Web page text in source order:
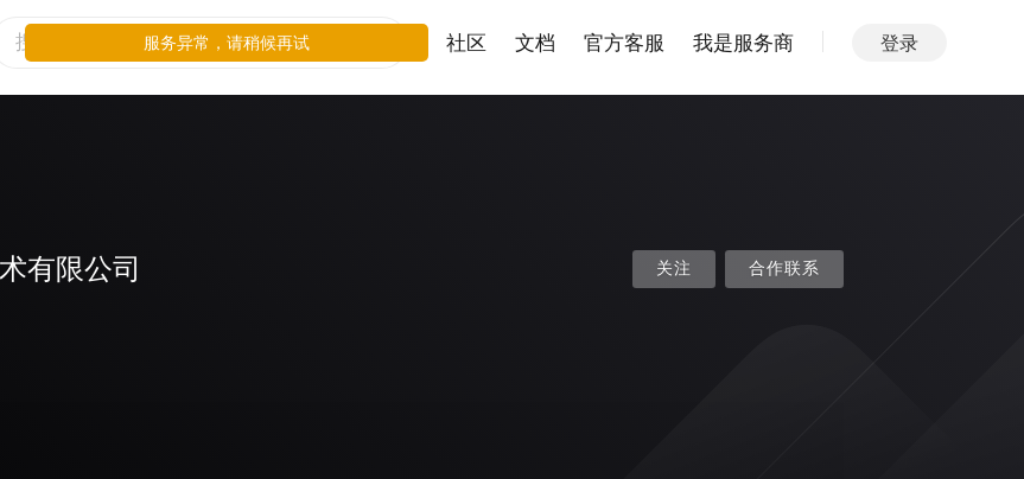
社区 文档 官方客服 我是服务商 登录
有限公司 关注 合作联系
服务异常，请稍候再试